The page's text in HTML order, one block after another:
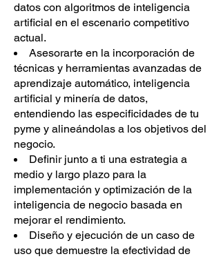
datos con algoritmos de inteligencia
artificial en el escenario competitivo
actual.
Asesorarte en la incorporación de
técnicas y herramientas avanzadas de
aprendizaje automático, inteligencia
artificial y minería de datos,
entendiendo las especificidades de tu
pyme y alineándolas a los objetivos del
negocio.
Definir junto a ti una estrategia a
medio y largo plazo para la
implementación y optimización de la
inteligencia de negocio basada en
mejorar el rendimiento.
Diseño y ejecución de un caso de
uso que demuestre la efectividad de